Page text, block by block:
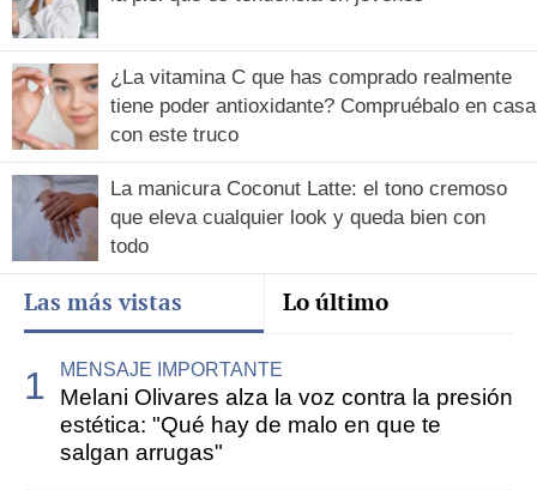
¿La vitamina C que has comprado realmente
tiene poder antioxidante? Compruébalo en casa
con este truco
La manicura Coconut Latte: el tono cremoso
que eleva cualquier look y queda bien con
todo
Las más vistas Lo último
MENSAJE IMPORTANTE
Melani Olivares alza la voz contra la presión
estética: "Qué hay de malo en que te
salgan arrugas"